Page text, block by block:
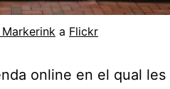
a Flickr
online en el qual